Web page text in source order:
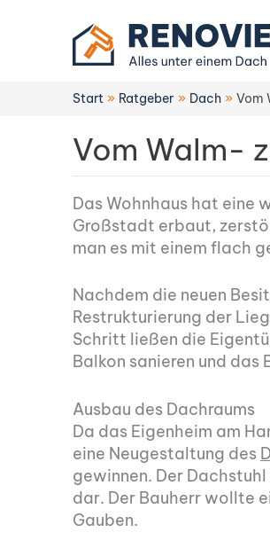
Start Ratgeber Dach Vom
Vom Walm-
Das Wohnhaus hat eine
Großstadt erbaut,
man es mit einem flach
Nachdem die neuen
Restrukturierung der
Schritt ließen die
Balkon sanieren und das
Ausbau des Dachraums
Da das Eigenheim am
eine Neugestaltung des
gewinnen. Der
dar. Der Bauherr wollte
Gauben.